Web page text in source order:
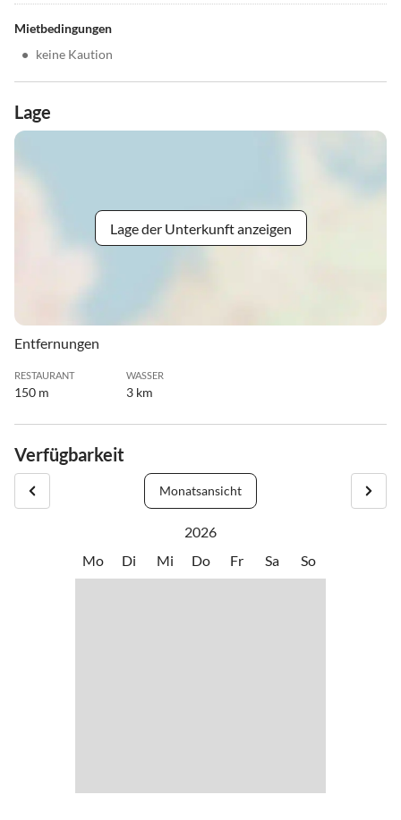
Mietbedingungen
• keine Kaution
Lage
Lage der Unterkunft anzeigen
Entfernungen
RESTAURANT
150 m
WASSER
3 km
Verfügbarkeit
Monatsansicht
2026
Mo
Di Mi Do Fr Sa So